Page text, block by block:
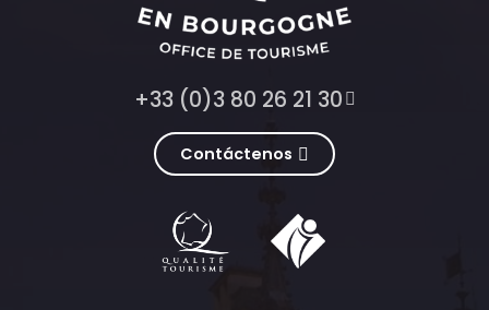
+33 (0)3 80 26 21 30
Contáctenos